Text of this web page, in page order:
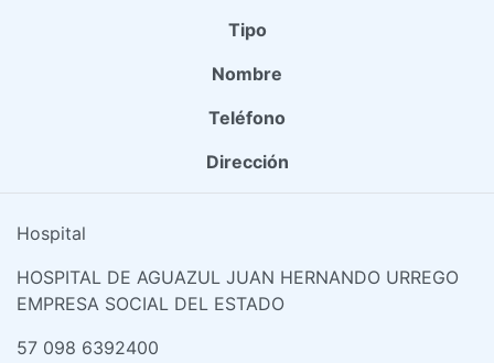
Tipo
Nombre
Teléfono
Dirección
Hospital
HOSPITAL DE AGUAZUL JUAN HERNANDO URREGO
EMPRESA SOCIAL DEL ESTADO
57 098 6392400